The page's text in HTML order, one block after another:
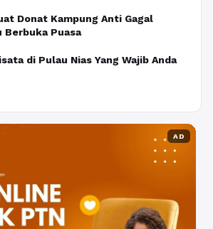
Donat Kampung Anti Gagal
Berbuka Puasa
di Pulau Nias Yang Wajib Anda
AD